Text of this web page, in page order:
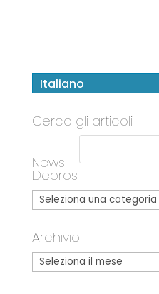
Italiano
Cerca gli articoli
News
Depros
Archivio